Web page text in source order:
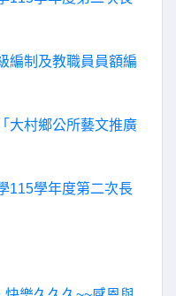
編制及教職員員額編
大村鄉公所藝文推廣
115學年度第二次長